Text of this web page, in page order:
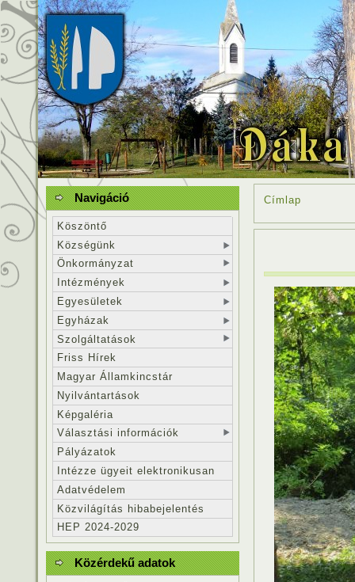
Címlap
Navigáció
Köszöntő
Községünk
Önkormányzat
Intézmények
Egyesületek
Egyházak
Szolgáltatások
Friss Hírek
Magyar Államkincstár
Nyilvántartások
Képgaléria
Választási információk
Pályázatok
Intézze ügyeit elektronikusan
Adatvédelem
Közvilágítás hibabejelentés
HEP 2024-2029
Közérdekű adatok